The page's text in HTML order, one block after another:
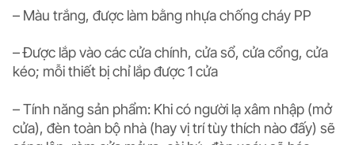
– Màu trắng, được làm bằng nhựa chống cháy PP
– Được lắp vào các cửa chính, cửa sổ, cửa cổng, cửa
kéo; mỗi thiết bị chỉ lắp được 1 cửa
– Tính năng sản phẩm: Khi có người lạ xâm nhập (mở
cửa), đèn toàn bộ nhà (hay vị trí tùy thích nào đấy) sẽ